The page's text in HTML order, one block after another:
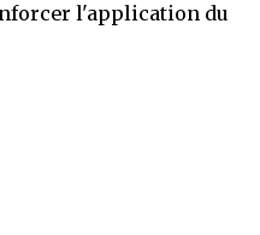
l'application du